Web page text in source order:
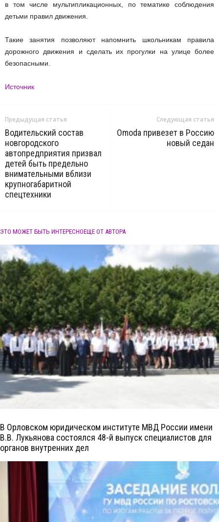
в том числе мультипликационных, по тематике соблюдения
детьми правил движения.
Такие занятия позволяют напомнить школьникам правила
дорожного движения и сделать их прогулки на улице более
безопасными.
Источник
Предыдущая статья
Водительский состав
новгородского
автопредприятия призвал
детей быть предельно
внимательными вблизи
крупногабаритной
спецтехники
Следующая статья
Omoda привезет в Россию
новый седан
ЭТО МОЖЕТ БЫТЬ ИНТЕРЕСНОЕЩЕ ОТ АВТОРА
В Орловском юридическом институте МВД России имени
В.В. Лукьянова состоялся 48-й выпуск специалистов для
органов внутренних дел